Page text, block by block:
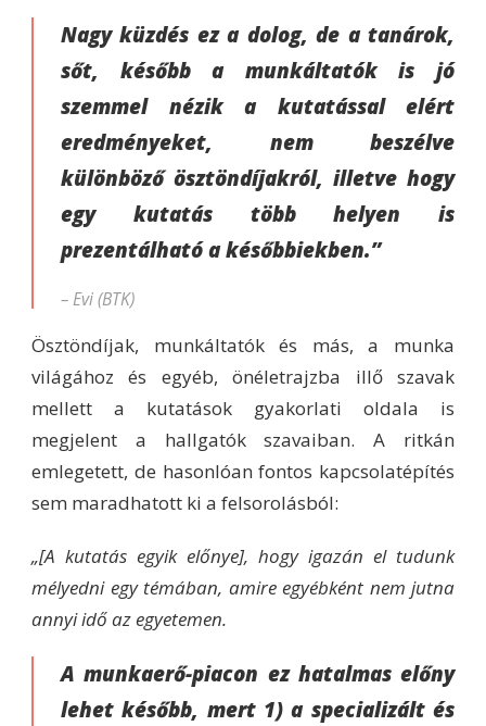
Nagy küzdés ez a dolog, de a tanárok,
sőt, később a munkáltatók is jó
szemmel nézik a kutatással elért
eredményeket, nem beszélve
különböző ösztöndíjakról, illetve hogy
egy kutatás több helyen is
prezentálható a későbbiekben.”
– Evi (BTK)
Ösztöndíjak, munkáltatók és más, a munka
világához és egyéb, önéletrajzba illő szavak
mellett a kutatások gyakorlati oldala is
megjelent a hallgatók szavaiban. A ritkán
emlegetett, de hasonlóan fontos kapcsolatépítés
sem maradhatott ki a felsorolásból:
„[A kutatás egyik előnye], hogy igazán el tudunk
mélyedni egy témában, amire egyébként nem jutna
annyi idő az egyetemen.
A munkaerő-piacon ez hatalmas előny
lehet később, mert 1) a specializált és